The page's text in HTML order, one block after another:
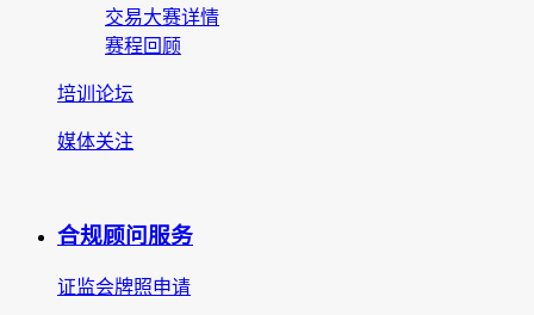
交易大赛详情
赛程回顾
培训论坛
媒体关注
合规顾问服务
证监会牌照申请